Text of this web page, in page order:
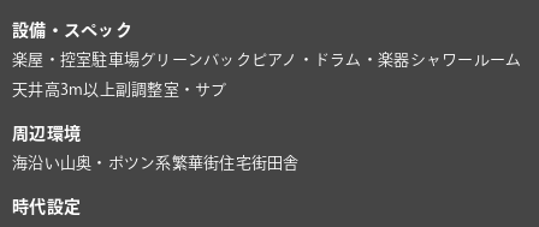
設備・スペック
楽屋・控室駐車場グリーンバック ピアノ・ドラム・楽器シャワールーム
天井高3m以上副調整室・サブ
周辺環境
海沿い山奥・ポツン系繁華街住宅街田舎
時代設定